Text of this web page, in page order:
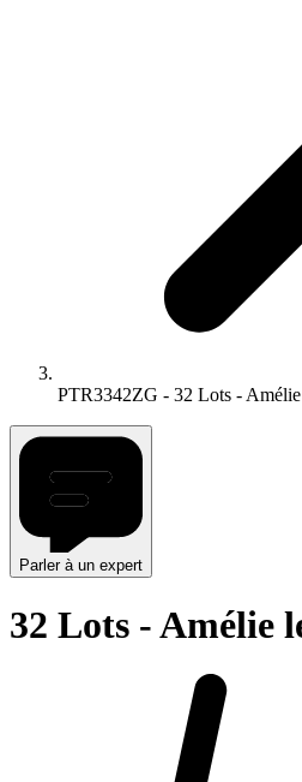
PTR3342ZG - 32 Lots -
Parler à un expert
32 Lots - Amélie